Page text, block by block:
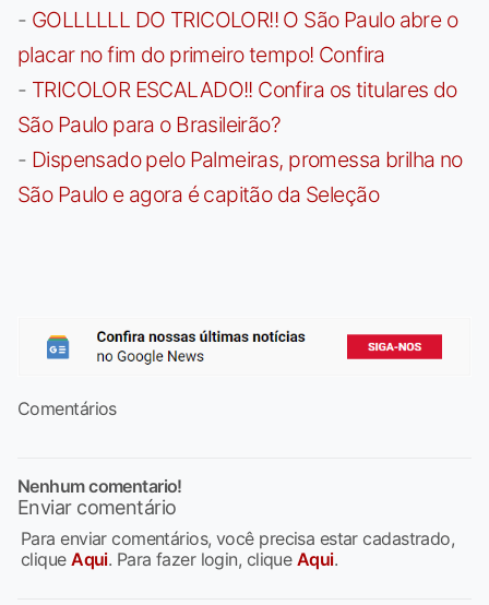
- GOLLLLLL DO TRICOLOR!! O São Paulo abre o
placar no fim do primeiro tempo! Confira
- TRICOLOR ESCALADO!! Confira os titulares do
São Paulo para o Brasileirão?
- Dispensado pelo Palmeiras, promessa brilha no
São Paulo e agora é capitão da Seleção
Comentários
Nenhum comentario!
Enviar comentário
Para enviar comentários, você precisa estar cadastrado,
cliqueAqui. Para fazer login, clique Aqui.